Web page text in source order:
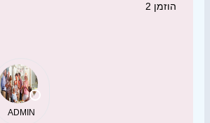
2 הוזמן
ADMIN